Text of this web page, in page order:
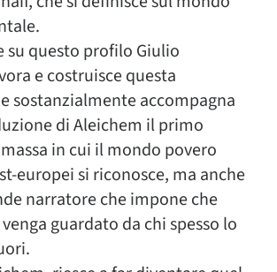
su questo profilo Giulio
e costruisce questa
sostanzialmente accompagna
di Aleichem il primo
in cui il mondo povero
europei si riconosce, ma anche
narratore che impone che
guardato da chi spesso lo